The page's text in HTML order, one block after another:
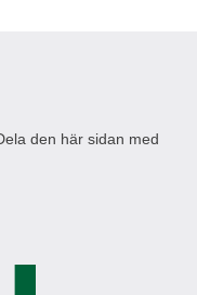
den här sidan med